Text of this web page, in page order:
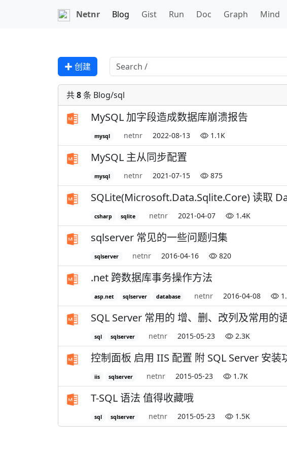
Netnr Blog Gist Run Doc Graph Mind
✚ 创建
共8条 Blog/sql
MySQL 加字段造成数据库崩溃报告
mysql netnr 2022-08-13 1.1K
MySQL 主从同步配置
mysql netnr 2021-07-15 875
SQLite(Microsoft.Data.Sqlite.Core) 读取
csharp sqlite netnr 2021-04-07 1.4K
sqlserver 常见的一些问题归集
sqlserver netnr 2016-04-16 820
.net 跨数据库事务操作方法
asp.net sqlserver database netnr 2016-04-08
SQL Server 常用的 增、删、改列及常用的
sql sqlserver netnr 2015-05-23 2.3K
控制面板 启用 IIS 配置 附 SQL Server 安装
iis sqlserver netnr 2015-05-23 1.7K
T-SQL 语法 值得收藏哦
sql sqlserver netnr 2015-05-23 1.5K